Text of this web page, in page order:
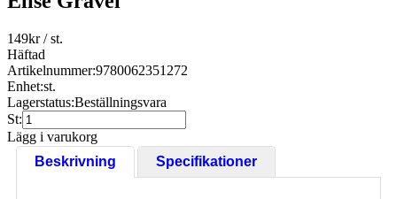
149kr/ st.
Häftad
Artikelnummer:9780062351272
Enhet:st.
Lagerstatus:Beställningsvara
St:
Lägg i varukorg
Beskrivning
Specifikationer